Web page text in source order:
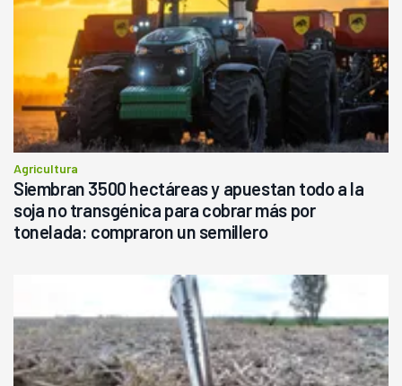
Agricultura
Siembran 3500 hectáreas y apuestan todo a la
soja no transgénica para cobrar más por
tonelada: compraron un semillero